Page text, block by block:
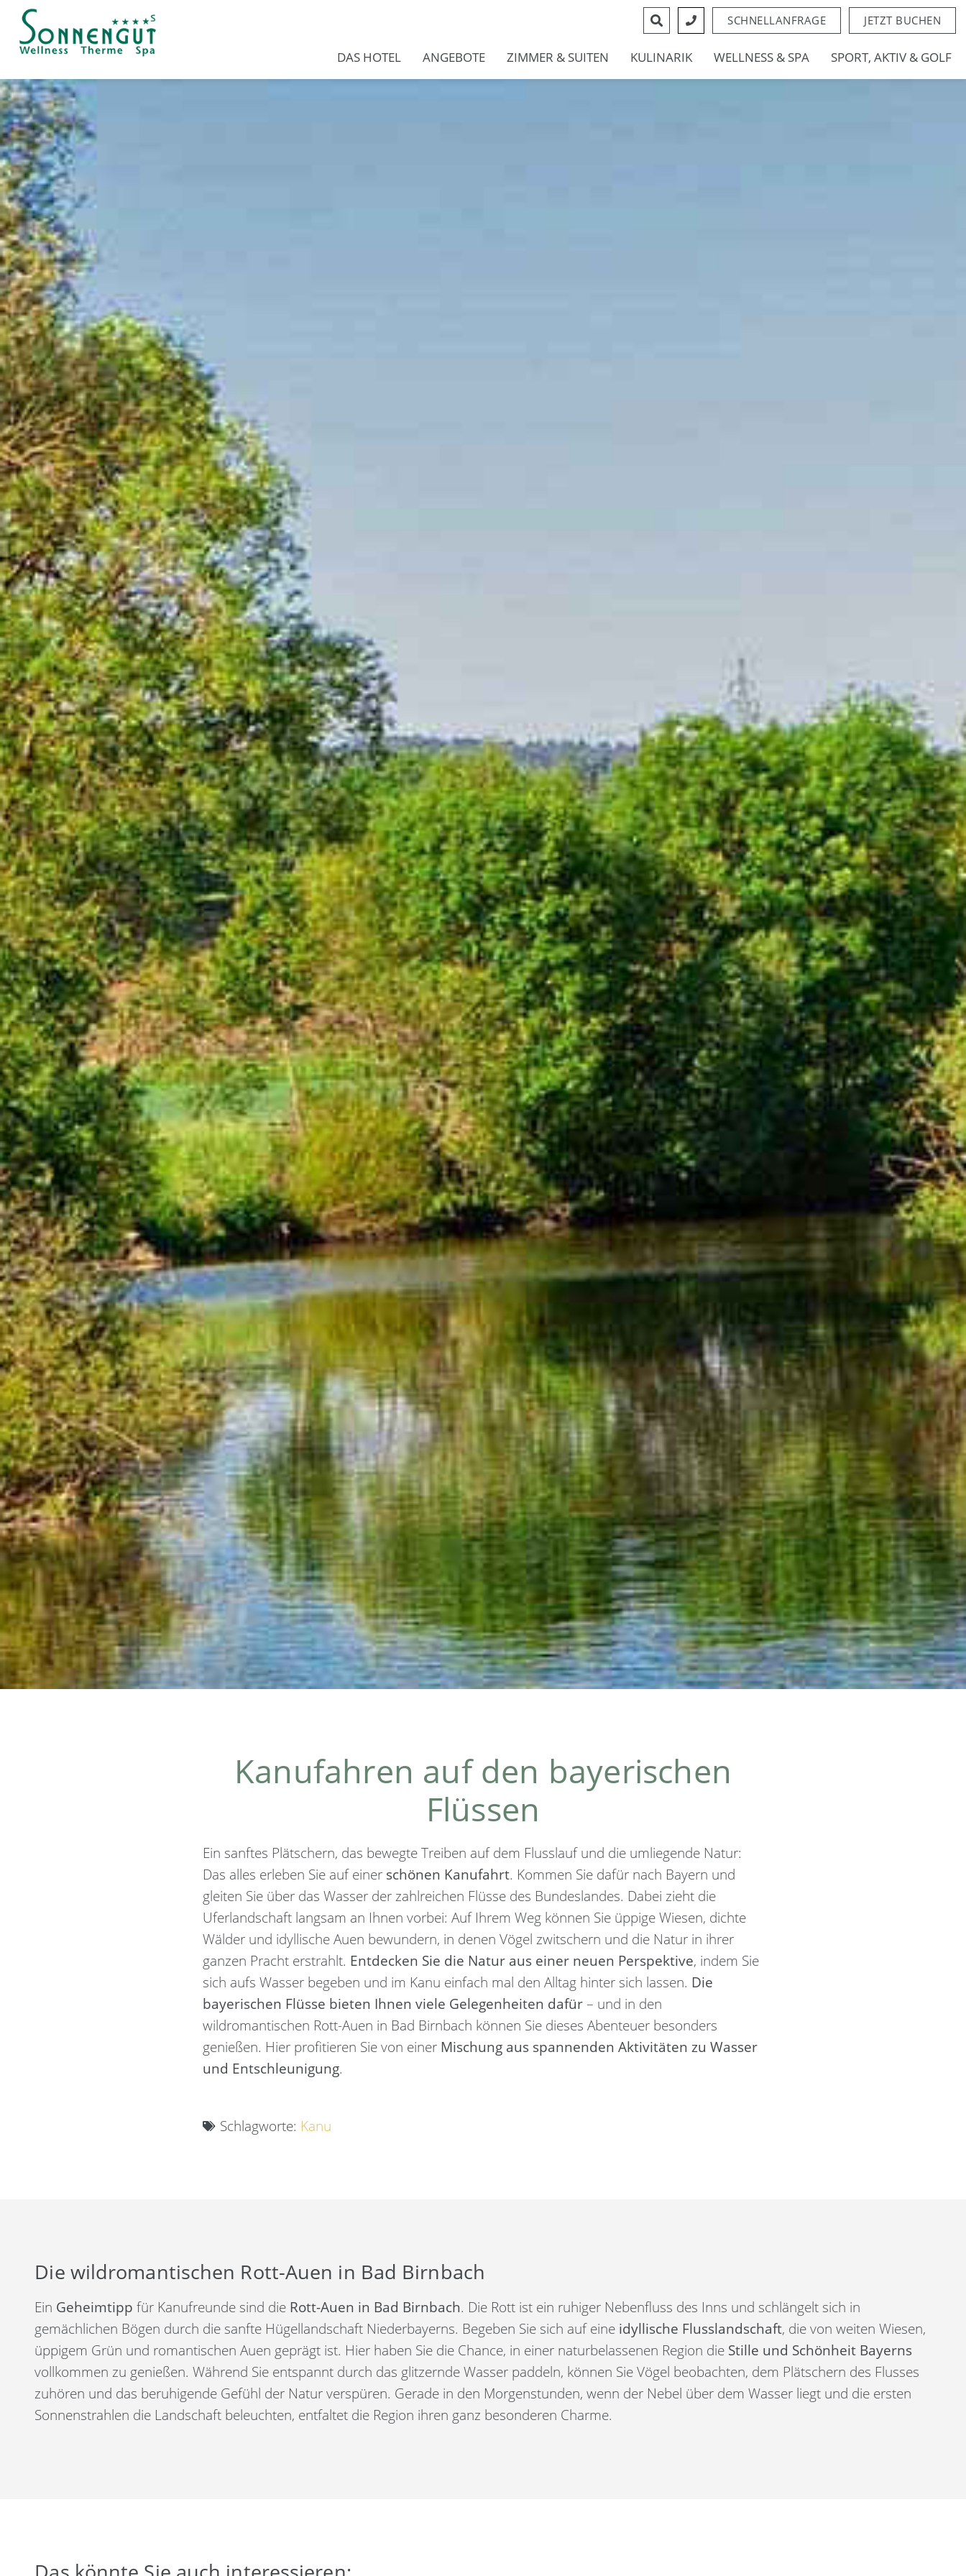
SCHNELLANFRAGE JETZT BUCHEN
DAS HOTEL ANGEBOTE ZIMMER & SUITEN KULINARIK WELLNESS & SPA SPORT, AKTIV & GOLF
Kanufahren auf den bayerischen
Flüssen
Ein sanftes Plätschern, das bewegte Treiben auf dem Flusslauf und die umliegende Natur:
Das alles erleben Sie auf einer schönen Kanufahrt. Kommen Sie dafür nach Bayern und
gleiten Sie über das Wasser der zahlreichen Flüsse des Bundeslandes. Dabei zieht die
Uferlandschaft langsam an Ihnen vorbei: Auf Ihrem Weg können Sie üppige Wiesen, dichte
Wälder und idyllische Auen bewundern, in denen Vögel zwitschern und die Natur in ihrer
ganzen Pracht erstrahlt. Entdecken Sie die Natur aus einer neuen Perspektive, indem Sie
sich aufs Wasser begeben und im Kanu einfach mal den Alltag hinter sich lassen. Die
bayerischen Flüsse bieten Ihnen viele Gelegenheiten dafür– und in den
wildromantischen Rott-Auen in Bad Birnbach können Sie dieses Abenteuer besonders
genießen. Hier profitieren Sie von einer Mischung aus spannenden Aktivitäten zu Wasser
und Entschleunigung.
Schlagworte: Kanu
Die wildromantischen Rott-Auen in Bad Birnbach
Ein Geheimtipp für Kanufreunde sind die Rott-Auen in Bad Birnbach. Die Rott ist ein ruhiger Nebenfluss des Inns und schlängelt sich in
gemächlichen Bögen durch die sanfte Hügellandschaft Niederbayerns. Begeben Sie sich auf eine idyllische Flusslandschaft, die von weiten Wiesen,
üppigem Grün und romantischen Auen geprägt ist. Hier haben Sie die Chance, in einer naturbelassenen Region die Stille und Schönheit Bayerns
vollkommen zu genießen. Während Sie entspannt durch das glitzernde Wasser paddeln, können Sie Vögel beobachten, dem Plätschern des Flusses
zuhören und das beruhigende Gefühl der Natur verspüren. Gerade in den Morgenstunden, wenn der Nebel über dem Wasser liegt und die ersten
Sonnenstrahlen die Landschaft beleuchten, entfaltet die Region ihren ganz besonderen Charme.